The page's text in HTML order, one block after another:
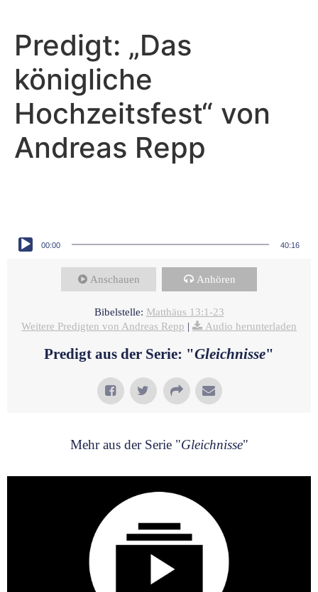
Predigt: „Das
königliche
Hochzeitsfest“ von
Andreas Repp
00:00 40:16
Anschauen Anhören
Bibelstelle: Matthäus 13:1-23
Weitere Predigten von Andreas Repp | Audio herunterladen
Predigt aus der Serie: "Gleichnisse"
Mehr aus der Serie "Gleichnisse"